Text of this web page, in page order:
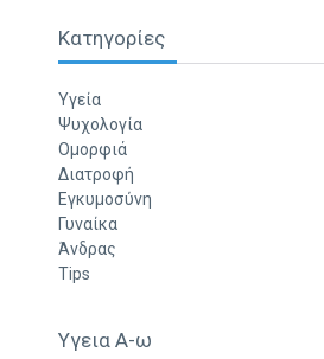
Κατηγορίες
Υγεία
Ψυχολογία
Ομορφιά
Διατροφή
Εγκυμοσύνη
Γυναίκα
Άνδρας
Tips
Υγεια Α-ω